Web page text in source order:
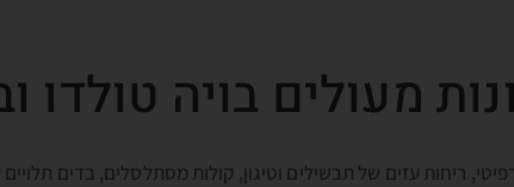
ריחות עזים של תבשילים וטיגון, קולות מסתלסלים, בדים